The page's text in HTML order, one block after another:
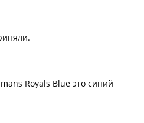
Royals Blue это синий